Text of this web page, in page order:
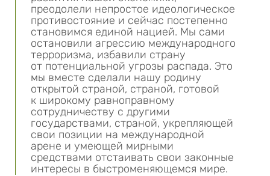
преодолели непростое идеологическое
противостояние и сейчас постепенно
становимся единой нацией. Мы сами
остановили агрессию международного
терроризма, избавили страну
от потенциальной угрозы распада. Это
мы вместе сделали нашу родину
открытой страной, страной, готовой
к широкому равноправному
сотрудничеству с другими
государствами, страной, укрепляющей
свои позиции на международной
арене и умеющей мирными
средствами отстаивать свои законные
интересы в быстроменяющемся мире.